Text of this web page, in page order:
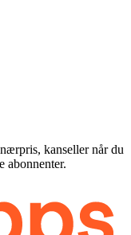
kanseller når du
abonnenter.